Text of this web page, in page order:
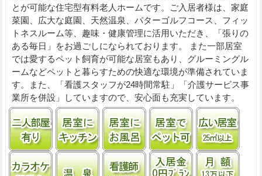
とが可能な住宅型有料老人ホームです。ご入居者様は、家庭
菜園、広大な庭園、天然温泉、パターゴルフコース、フィッ
トネスルーム等、趣味・健康管理に活用いただき、「張りの
ある毎日」をお過ごしになられております。 また一部居室
では愛するペット飼育が可能な居室もあり、グルーミングル
ームなどペットと暮らすための快適な環境が準備されていま
す。また、「看護スタッフが24時間常駐」「介護サービス事
業所を併設」していますので、安心面も充実しています。
二人部屋あり居室にキッチンあり
居室に風呂ありペット飼育可居室
カラオケ設備温泉 看護師24時間常駐入居金0円プラン
月額